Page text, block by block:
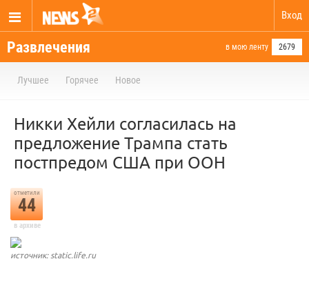
Вход
Развлечения в мою ленту 2679
Лучшее Горячее Новое
Никки Хейли согласилась на
предложение Трампа стать
постпредом США при ООН
отметили
44
в архиве
источник: static.life.ru